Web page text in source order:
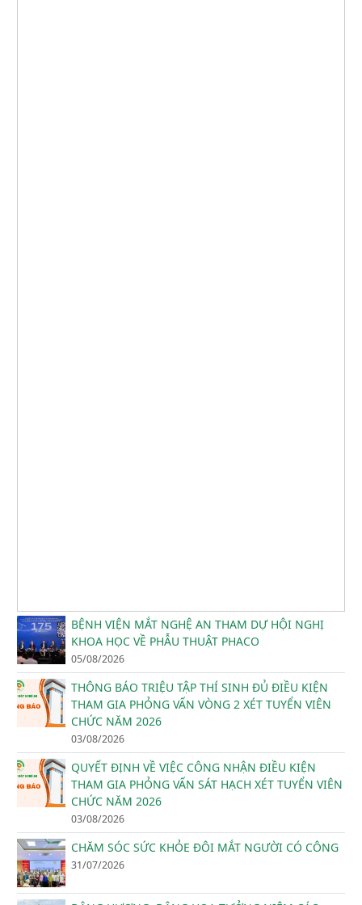
BỆNH VIỆN MẮT NGHỆ AN THAM DỰ HỘI NGHỊ
KHOA HỌC VỀ PHẪU THUẬT PHACO
05/08/2026
THÔNG BÁO TRIỆU TẬP THÍ SINH ĐỦ ĐIỀU KIỆN
THAM GIA PHỎNG VẤN VÒNG 2 XÉT TUYỂN VIÊN
CHỨC NĂM 2026
03/08/2026
QUYẾT ĐỊNH VỀ VIỆC CÔNG NHẬN ĐIỀU KIỆN
THAM GIA PHỎNG VẤN SÁT HẠCH XÉT TUYỂN VIÊN
CHỨC NĂM 2026
03/08/2026
CHĂM SÓC SỨC KHỎE ĐÔI MẮT NGƯỜI CÓ CÔNG
31/07/2026